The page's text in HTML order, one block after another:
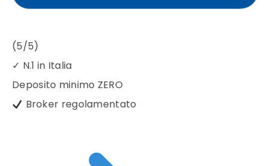
(5/5)
✓ N.1 in Italia
Deposito minimo ZERO
Broker regolamentato